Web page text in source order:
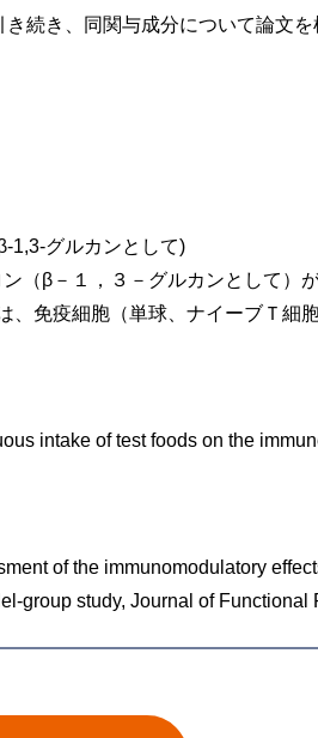
続き、同関与成分について論文
1,3-グルカンとして)
（β－１，３－グルカンとして）
免疫細胞（単球、ナイーブＴ細
intake of test foods on the
of the immunomodulatory
group study, Journal of Functional